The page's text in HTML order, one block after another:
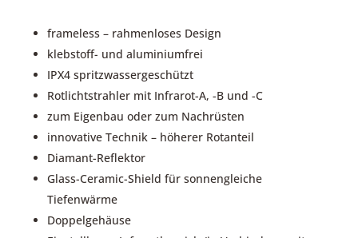
frameless – rahmenloses Design
klebstoff- und aluminiumfrei
IPX4 spritzwassergeschützt
Rotlichtstrahler mit Infrarot-A, -B und -C
zum Eigenbau oder zum Nachrüsten
innovative Technik – höherer Rotanteil
Diamant-Reflektor
Glass-Ceramic-Shield für sonnengleiche
Tiefenwärme
Doppelgehäuse